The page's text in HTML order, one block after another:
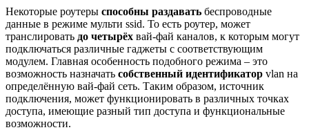
Некоторые роутеры способны раздавать беспроводные
данные в режиме мульти ssid. То есть роутер, может
транслировать до четырёх вай-фай каналов, к которым могут
подключаться различные гаджеты с соответствующим
модулем. Главная особенность подобного режима – это
возможность назначать собственный идентификатор vlan на
определённую вай-фай сеть. Таким образом, источник
подключения, может функционировать в различных точках
доступа, имеющие разный тип доступа и функциональные
возможности.